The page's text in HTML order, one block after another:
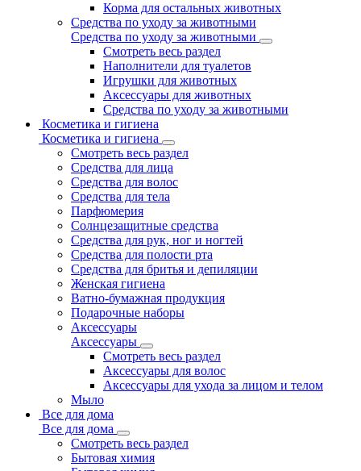
Корма для остальных животных
Средства по уходу за животными
Средства по уходу за животными
Смотреть весь раздел
Наполнители для туалетов
Игрушки для животных
Аксессуары для животных
Средства по уходу за животными
Косметика и гигиена
Косметика и гигиена
Смотреть весь раздел
Средства для лица
Средства для волос
Средства для тела
Парфюмерия
Солнцезащитные средства
Средства для рук, ног и ногтей
Средства для полости рта
Средства для бритья и депиляции
Женская гигиена
Ватно-бумажная продукция
Подарочные наборы
Аксессуары
Аксессуары
Смотреть весь раздел
Аксессуары для волос
Аксессуары для ухода за лицом и телом
Мыло
Все для дома
Все для дома
Смотреть весь раздел
Бытовая химия